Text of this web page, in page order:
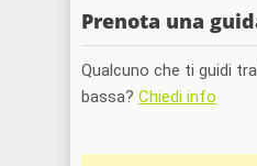
Prenota una
Qualcuno che ti guidi
bassa? Chiedi info